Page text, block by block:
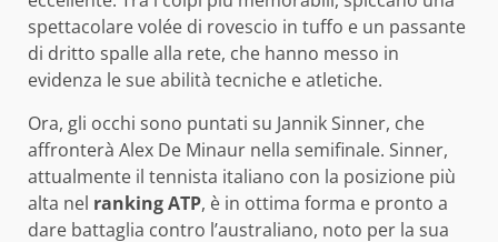
spettacolare volée di rovescio in tuffo e un passante
di dritto spalle alla rete, che hanno messo in
evidenza le sue abilità tecniche e atletiche.
Ora, gli occhi sono puntati su Jannik Sinner, che
affronterà Alex De Minaur nella semifinale. Sinner,
attualmente il tennista italiano con la posizione più
alta nel ranking ATP, è in ottima forma e pronto a
dare battaglia contro l’australiano, noto per la sua